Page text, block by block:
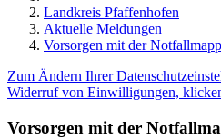
Landkreis Pfaffenhofen
Aktuelle Meldungen
Vorsorgen mit der
Zum Ändern Ihrer
Widerruf von Einwilligungen,
Vorsorgen mit der